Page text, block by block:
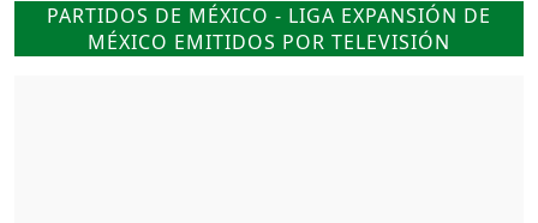
PARTIDOS DE MÉXICO - LIGA EXPANSIÓN DE
MÉXICO EMITIDOS POR TELEVISIÓN